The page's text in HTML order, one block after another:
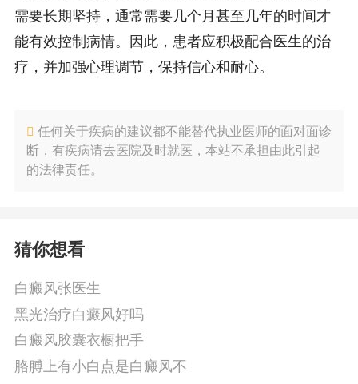
需要长期坚持，通常需要几个月甚至几年的时间才
能有效控制病情。因此，患者应积极配合医生的治
疗，并加强心理调节，保持信心和耐心。
任何关于疾病的建议都不能替代执业医师的面对面诊
断，有疾病请去医院及时就医，本站不承担由此引起
的法律责任。
猜你想看
白癜风张医生
黑光治疗白癜风好吗
白癜风胶囊衣橱把手
胳膊上有小白点是白癜风不